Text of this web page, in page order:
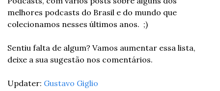
melhores podcasts do Brasil e do mundo que
colecionamos nesses últimos anos.  ;)
Sentiu falta de algum? Vamos aumentar essa lista,
deixe a sua sugestão nos comentários.
Updater: Gustavo Giglio